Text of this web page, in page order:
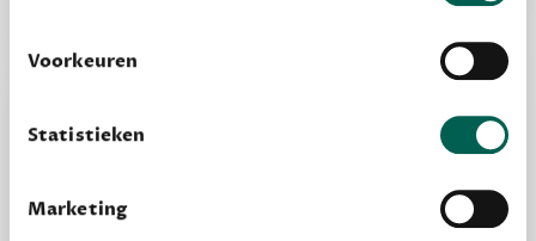
wordt verwerkt. Gevoelige persoonsgegevens delen
Voorkeuren
Statistieken
Marketing